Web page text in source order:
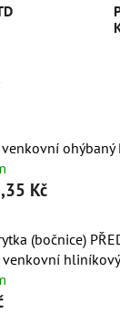
venkovní
Kč
(bočnice)
venkovní